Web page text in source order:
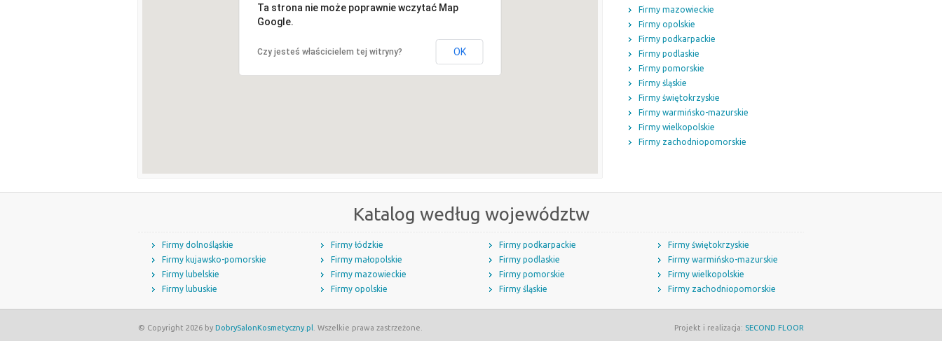
Ta strona nie może poprawnie wczytać Map
Google.
Czy jesteś właścicielem tej witryny? OK
Firmy mazowieckie
Firmy opolskie
Firmy podkarpackie
Firmy podlaskie
Firmy pomorskie
Firmy śląskie
Firmy świętokrzyskie
Firmy warmińsko-mazurskie
Firmy wielkopolskie
Firmy zachodniopomorskie
Katalog według województw
Firmy dolnośląskie
Firmy kujawsko-pomorskie
Firmy lubelskie
Firmy lubuskie
Firmy łódzkie
Firmy małopolskie
Firmy mazowieckie
Firmy opolskie
Firmy podkarpackie
Firmy podlaskie
Firmy pomorskie
Firmy śląskie
Firmy świętokrzyskie
Firmy warmińsko-mazurskie
Firmy wielkopolskie
Firmy zachodniopomorskie
© Copyright 2026 by DobrySalonKosmetyczny.pl . Wszelkie prawa zastrzeżone. Projekt i realizacja: SECOND FLOOR